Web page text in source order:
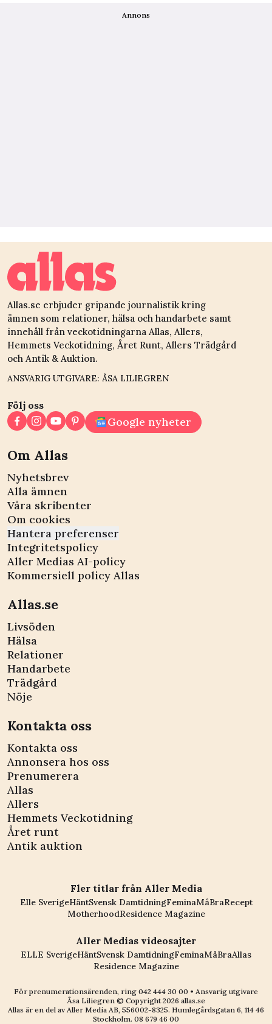
Annons
Allas.se erbjuder gripande journalistik kring
ämnen som relationer, hälsa och handarbete samt
innehåll från veckotidningarna Allas, Allers,
Hemmets Veckotidning, Året Runt, Allers Trädgård
och Antik & Auktion.
ANSVARIG UTGIVARE: ÅSA LILIEGREN
Följ oss
Google nyheter
Om Allas
Nyhetsbrev
Alla ämnen
Våra skribenter
Om cookies
Hantera preferenser
Integritetspolicy
Aller Medias AI-policy
Kommersiell policy Allas
Allas.se
Livsöden
Hälsa
Relationer
Handarbete
Trädgård
Nöje
Kontakta oss
Kontakta oss
Annonsera hos oss
Prenumerera
Allas
Allers
Hemmets Veckotidning
Året runt
Antik auktion
Fler titlar från Aller Media
Elle SverigeHäntSvensk DamtidningFeminaMåBraRecept
MotherhoodResidence Magazine
Aller Medias videosajter
ELLE SverigeHäntSvensk DamtidningFeminaMåBraAllas
Residence Magazine
För prenumerationsärenden, ring 042 444 30 00 • Ansvarig utgivare
Åsa Liliegren © Copyright2026 allas.se
Allas är en del av Aller Media AB, 556002-8325. Humlegårdsgatan 6, 114 46
Stockholm. 08 679 46 00